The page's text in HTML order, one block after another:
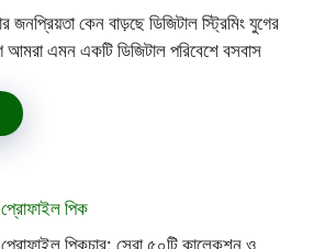
জনপ্রিয়তা কেন বাড়ছে ডিজিটাল স্ট্রিমিং যুগের
আমরা এমন একটি ডিজিটাল পরিবেশে বসবাস
পিক